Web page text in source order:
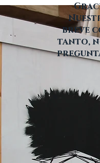
breve
tanto,